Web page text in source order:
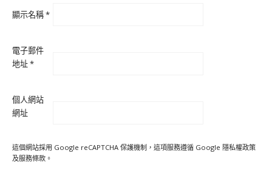
顯示名稱*
電子郵件
地址*
個人網站
網址
這個網站採用 Google reCAPTCHA 保護機制，這項服務遵循 Google 隱私權政策
及服務條款 。